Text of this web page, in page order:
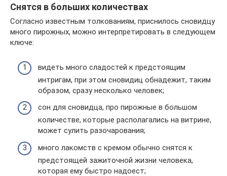
Снятся в больших количествах
Согласно известным толкованиям, приснилось сновидцу
много пирожных, можно интерпретировать в следующем
ключе:
видеть много сладостей к предстоящим
интригам, при этом сновидиц обнадежит, таким
образом, сразу несколько человек;
сон для сновидца, про пирожные в большом
количестве, которые располагались на витрине,
может сулить разочарования;
много лакомств с кремом обычно снятся к
предстоящей зажиточной жизни человека,
которая ему быстро надоест;